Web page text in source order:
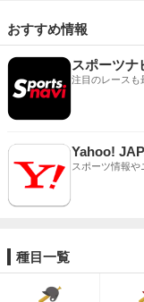
おすすめ情報
スポーツナ
注目のレースも
Yahoo!
スポーツ情報
種目一覧